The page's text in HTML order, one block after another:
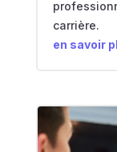
carrière.
en savoir